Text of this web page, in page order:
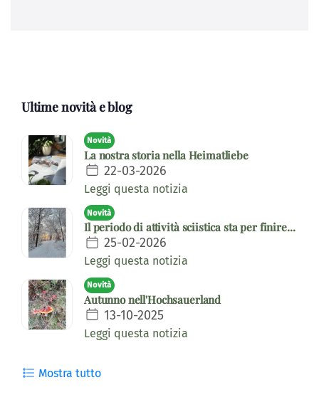
Ultime novità e blog
Novità
La nostra storia nella Heimatliebe
22-03-2026
Leggi questa notizia
Novità
Il periodo di attività sciistica sta per finire...
25-02-2026
Leggi questa notizia
Novità
Autunno nell'Hochsauerland
13-10-2025
Leggi questa notizia
Mostra tutto